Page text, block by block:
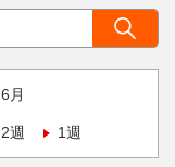
6月
2週 1週